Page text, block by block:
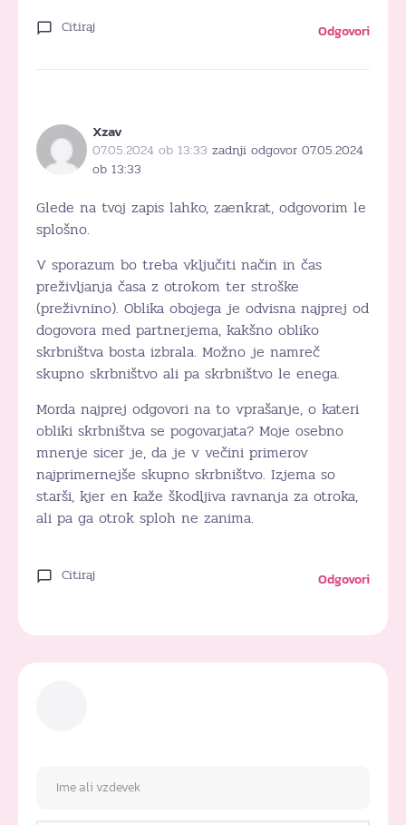
Citiraj Odgovori
Xzav
07.05.2024 ob 13:33 zadnji odgovor 07.05.2024
ob 13:33
Glede na tvoj zapis lahko, zaenkrat, odgovorim le
splošno.
V sporazum bo treba vključiti način in čas
preživljanja časa z otrokom ter stroške
(preživnino). Oblika obojega je odvisna najprej od
dogovora med partnerjema, kakšno obliko
skrbništva bosta izbrala. Možno je namreč
skupno skrbništvo ali pa skrbništvo le enega.
Morda najprej odgovori na to vprašanje, o kateri
obliki skrbništva se pogovarjata? Moje osebno
mnenje sicer je, da je v večini primerov
najprimernejše skupno skrbništvo. Izjema so
starši, kjer en kaže škodljiva ravnanja za otroka,
ali pa ga otrok sploh ne zanima.
Citiraj Odgovori